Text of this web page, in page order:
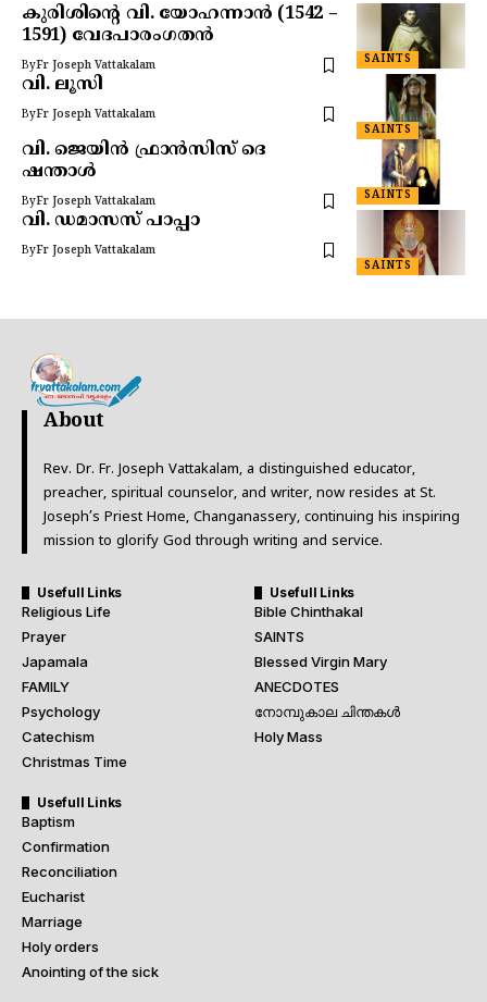
SAINTS
കുരിശിന്റെ വി. യോഹന്നാൻ (1542 –
1591) വേദപാരംഗതൻ
ByFr Joseph Vattakalam
SAINTS
വി. ലൂസി
ByFr Joseph Vattakalam
SAINTS
വി. ജെയിൻ ഫ്രാൻസിസ് ദെ
ഷന്താൾ
ByFr Joseph Vattakalam
SAINTS
വി. ഡമാസസ് പാപ്പാ
ByFr Joseph Vattakalam
About
Rev. Dr. Fr. Joseph Vattakalam, a distinguished educator,
preacher, spiritual counselor, and writer, now resides at St.
Joseph’s Priest Home, Changanassery, continuing his inspiring
mission to glorify God through writing and service.
Usefull Links
Religious Life
Prayer
Japamala
FAMILY
Psychology
Catechism
Christmas Time
Usefull Links
Bible Chinthakal
SAINTS
Blessed Virgin Mary
ANECDOTES
നോമ്പുകാല ചിന്തകൾ
Holy Mass
Usefull Links
Baptism
Confirmation
Reconciliation
Eucharist
Marriage
Holy orders
Anointing of the sick